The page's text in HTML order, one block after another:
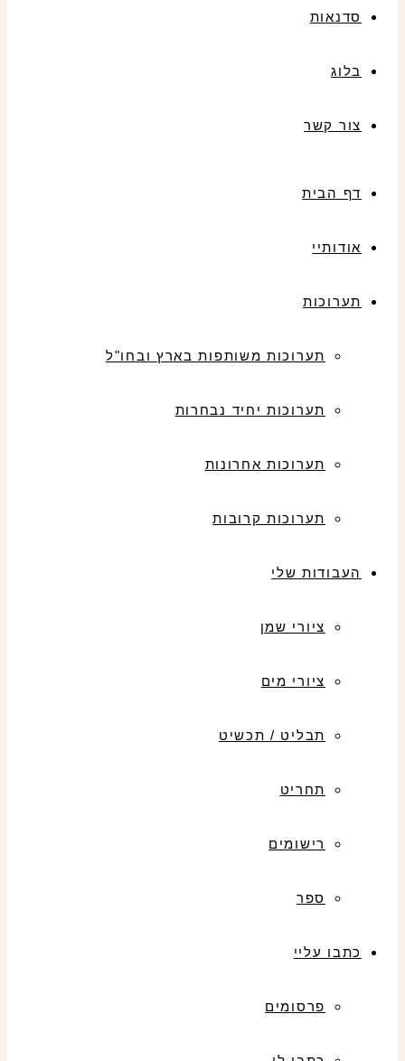
סדנאות
בלוג
צור קשר
דף הבית
אודותיי
תערוכות
תערוכות משותפות בארץ ובחו"ל
תערוכות יחיד נבחרות
תערוכות אחרונות
תערוכות קרובות
העבודות שלי
ציורי שמן
ציורי מים
תבליט / תכשיט
תחריט
רישומים
ספר
כתבו עליי
פרסומים